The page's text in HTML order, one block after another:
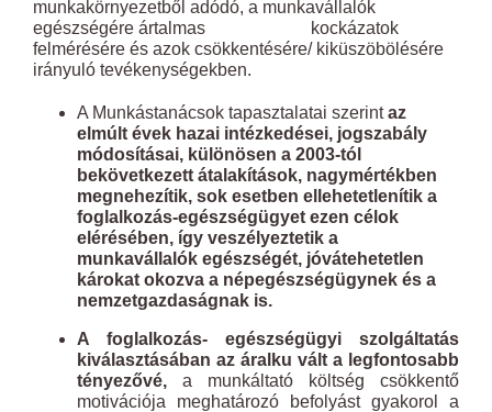
munkakörnyezetből adódó, a munkavállalók
egészségére ártalmas kockázatok
felmérésére és azok csökkentésére/ kiküszöbölésére
irányuló tevékenységekben.
A Munkástanácsok tapasztalatai szerintaz
elmúlt évek hazai intézkedései, jogszabály
módosításai, különösen a 2003-tól
bekövetkezett átalakítások, nagymértékben
megnehezítik, sok esetben ellehetetlenítik a
foglalkozás-egészségügyet ezen célok
elérésében, így veszélyeztetik a
munkavállalók egészségét, jóvátehetetlen
károkat okozva a népegészségügynek és a
nemzetgazdaságnak is.
A foglalkozás- egészségügyi szolgáltatás
kiválasztásában az áralku vált a legfontosabb
tényezővé, a munkáltató költség csökkentő
motivációja meghatározó befolyást gyakorol a